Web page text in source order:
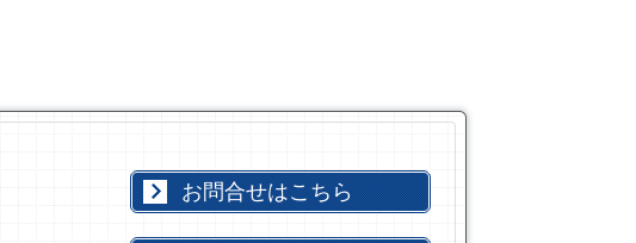
お問合せはこちら